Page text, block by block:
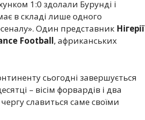
1:0 здолали Бурунді і
в складі лише одного
Один представник Нігерії
Football, африканських
сьогодні завершується
– вісім форвардів і два
славиться саме своїми